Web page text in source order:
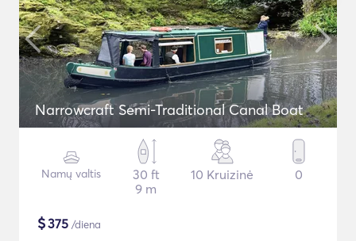
Narrowcraft Semi-Traditional Canal Boat
Namų valtis
30 ft
9 m
10 Kruizinė 0
$375 /diena